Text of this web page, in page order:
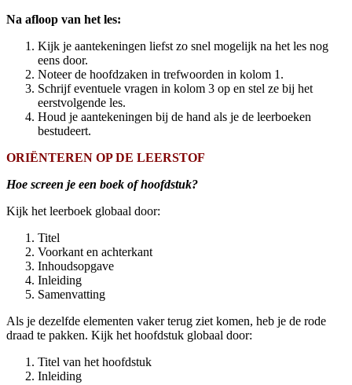
Na afloop van het les:
Kijk je aantekeningen liefst zo snel mogelijk na het les nog
eens door.
Noteer de hoofdzaken in trefwoorden in kolom 1.
Schrijf eventuele vragen in kolom 3 op en stel ze bij het
eerstvolgende les.
Houd je aantekeningen bij de hand als je de leerboeken
bestudeert.
ORIËNTEREN OP DE LEERSTOF
Hoe screen je een boek of hoofdstuk?
Kijk het leerboek globaal door:
Titel
Voorkant en achterkant
Inhoudsopgave
Inleiding
Samenvatting
Als je dezelfde elementen vaker terug ziet komen, heb je de rode
draad te pakken. Kijk het hoofdstuk globaal door:
Titel van het hoofdstuk
Inleiding